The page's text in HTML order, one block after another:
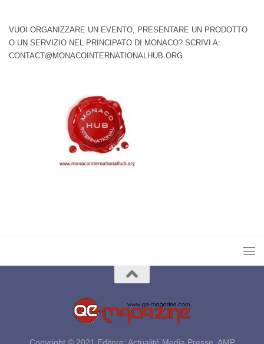
VUOI ORGANIZZARE UN EVENTO, PRESENTARE UN PRODOTTO
O UN SERVIZIO NEL PRINCIPATO DI MONACO? SCRIVI A:
CONTACT@MONACOINTERNATIONALHUB.ORG